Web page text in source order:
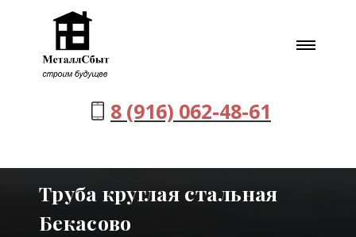
8 (916) 062-48-61
Труба круглая стальная
Бекасово